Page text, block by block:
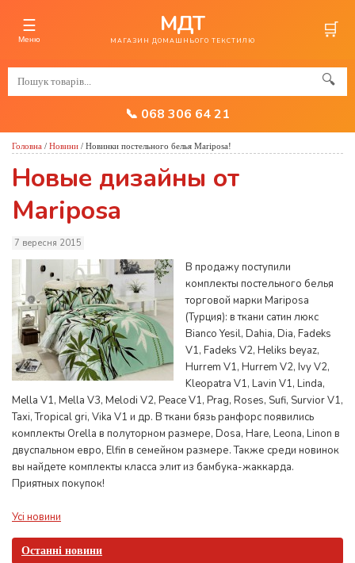
☰
Меню
МДТ
МАГАЗИН ДОМАШНЬОГО ТЕКСТИЛЮ 🛒
🔍
📞 068 306 64 21
Останні новини
Головна / Новини / Новинки постельного белья Mariposa!
Новые дизайны от
Mariposa
7 вересня 2015
В продажу поступили
комплекты постельного белья
торговой марки Mariposa
(Турция): в ткани сатин люкс
Bianco Yesil, Dahia, Dia, Fadeks
V1, Fadeks V2, Heliks beyaz,
Hurrem V1, Hurrem V2, Ivy V2,
Kleopatra V1, Lavin V1, Linda,
Mella V1, Mella V3, Melodi V2, Peace V1, Prag, Roses, Sufi, Survior V1,
Taxi, Tropical gri, Vika V1 и др. В ткани бязь ранфорс появились
комплекты Orella в полуторном размере, Dosa, Hare, Leona, Linon в
двуспальном евро, Elfin в семейном размере. Также среди новинок
вы найдете комплекты класса элит из бамбука-жаккарда.
Приятных покупок!
Усі новини